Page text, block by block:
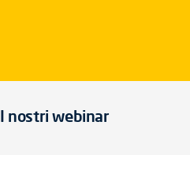
I nostri webinar